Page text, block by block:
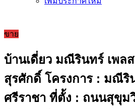
ขาย
บ้านเดี่ยว มณีรินทร์ เพล
สุรศักดิ์ โครงการ : มณีริ
ศรีราชา ที่ตั้ง : ถนนสุขุม